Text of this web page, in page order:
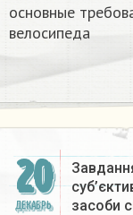
основные
велосипеда
20
ДЕКАБРЬ
засоби